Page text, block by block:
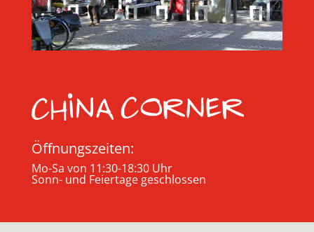
Öffnungszeiten:
Mo-Sa von 11:30-18:30 Uhr
Sonn- und Feiertage geschlossen